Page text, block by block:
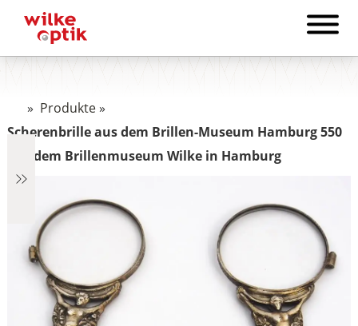
» Produkte»
Scherenbrille aus dem Brillen-Museum Hamburg 550
aus dem Brillenmuseum Wilke in Hamburg